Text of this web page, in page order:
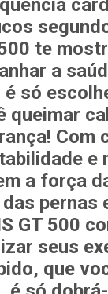
te
a
só
queimar
Com
e
a força
pernas
GT 500
seus
que